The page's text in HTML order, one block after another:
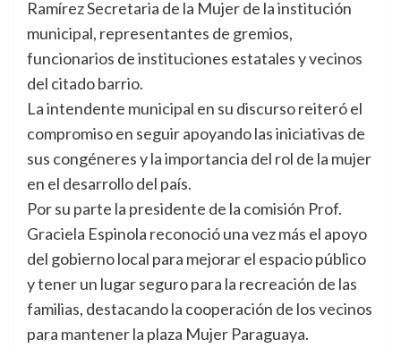
Ramírez Secretaria de la Mujer de la institución
municipal, representantes de gremios,
funcionarios de instituciones estatales y vecinos
del citado barrio.
La intendente municipal en su discurso reiteró el
compromiso en seguir apoyando las iniciativas de
sus congéneres y la importancia del rol de la mujer
en el desarrollo del país.
Por su parte la presidente de la comisión Prof.
Graciela Espinola reconoció una vez más el apoyo
del gobierno local para mejorar el espacio público
y tener un lugar seguro para la recreación de las
familias, destacando la cooperación de los vecinos
para mantener la plaza Mujer Paraguaya.